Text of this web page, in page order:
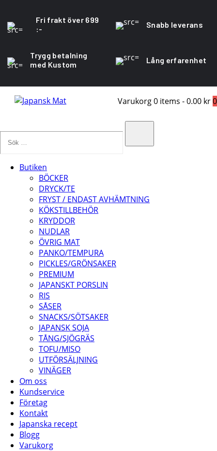
Fri frakt över 699
:-
Snabb leverans
Trygg betalning
med Kustom
Lång erfarenhet
Varukorg0 items -0.00 kr0
Butiken
BÖCKER
DRYCK/TE
FRYST / ENDAST AVHÄMTNING
KÖKSTILLBEHÖR
KRYDDOR
NUDLAR
ÖVRIG MAT
PANKO/TEMPURA
PICKLES/GRÖNSAKER
PREMIUM
JAPANSKT PORSLIN
RIS
SÅSER
SNACKS/SÖTSAKER
JAPANSK SOJA
TÅNG/SJÖGRÄS
TOFU/MISO
UTFÖRSÄLJNING
VINÄGER
Om oss
Kundservice
Företag
Kontakt
Japanska recept
Blogg
Varukorg